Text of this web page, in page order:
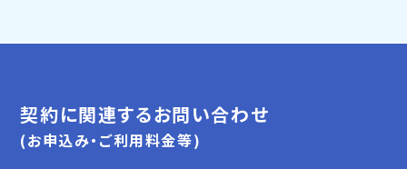
契約に関連するお問い合わせ
(お申込み・ご利用料金等)